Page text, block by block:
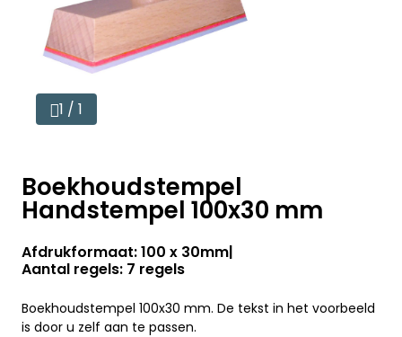
1 / 1
Boekhoudstempel
Handstempel 100x30 mm
Afdrukformaat: 100 x 30mm
Aantal regels: 7 regels
Boekhoudstempel 100x30 mm. De tekst in het voorbeeld
is door u zelf aan te passen.